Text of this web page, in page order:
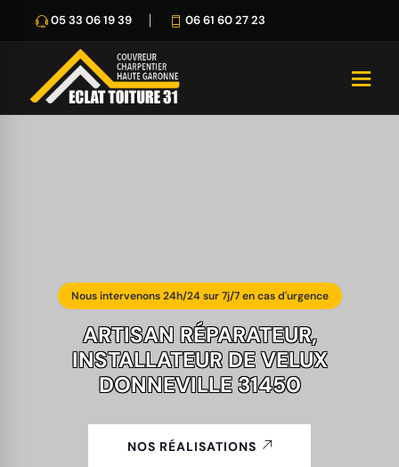
05 33 06 19 39 06 61 60 27 23
Nous intervenons 24h/24 sur 7j/7 en cas d'urgence
ARTISAN RÉPARATEUR,
INSTALLATEUR DE VELUX
DONNEVILLE 31450
NOS RÉALISATIONS